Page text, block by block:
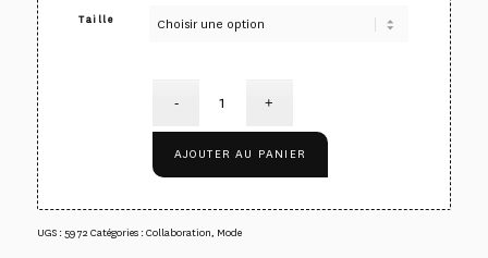
Taille
AJOUTER AU PANIER
UGS : 5972Catégories :Collaboration, Mode